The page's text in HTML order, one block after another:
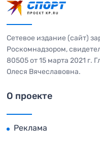
Сетевое издание (сайт)
Роскомнадзором,
80505 от 15 марта 2021 г.
Олеся Вячеславовна.
О проекте
Реклама